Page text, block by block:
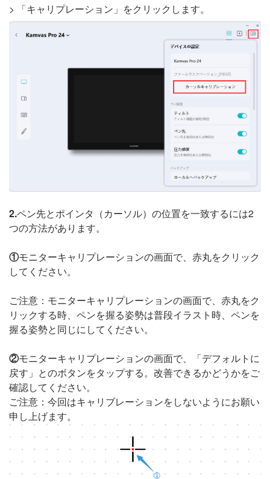
> 「キャリプレーション」をクリックします。
2.ペン先とポインタ（カーソル）の位置を一致するには2
つの方法があります。
①モニターキャリプレーションの画面で、赤丸をクリック
してください。
ご注意：モニターキャリプレーションの画面で、赤丸をク
リックする時、ペンを握る姿勢は普段イラスト時、ペンを
握る姿勢と同じにしてください。
②モニターキャリプレーションの画面で、「デフォルトに
戻す」とのボタンをタップする。改善できるかどうかをご
確認してください。
ご注意：今回はキャリブレーションをしないようにお願い
申し上げます。